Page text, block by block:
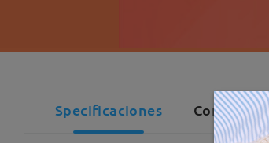
Specificaciones